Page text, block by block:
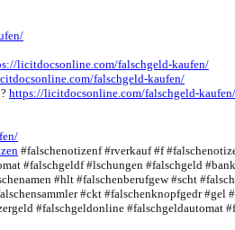
licitdocsonline.com/falschgeld-kaufen/
falschgeld-kaufen/
https://licitdocsonline.com/falschgeld-kaufen/
#falschenotizenf #rverkauf #f
#falschgeldf #lschungen #falschgeld
#hlt #falschenberufgew #scht
#ckt #falschenknopfgedr
#falschgeldonline